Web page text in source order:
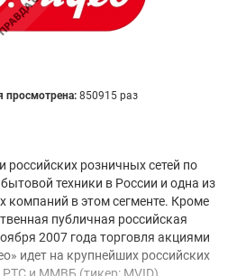
просмотрена: 850915 раз
розничных сетей по
техники в России и одна из
компаний в этом сегменте. Кроме
публичная российская
2007 года торговля акциями
идет на крупнейших российских